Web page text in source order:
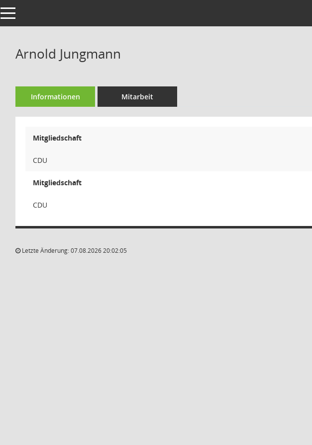
Toggle navigation
Arnold Jungmann
Informationen Mitarbeit
Mitgliedschaft
CDU
Mitgliedschaft
CDU
Letzte Änderung: 07.08.2026 20:02:05